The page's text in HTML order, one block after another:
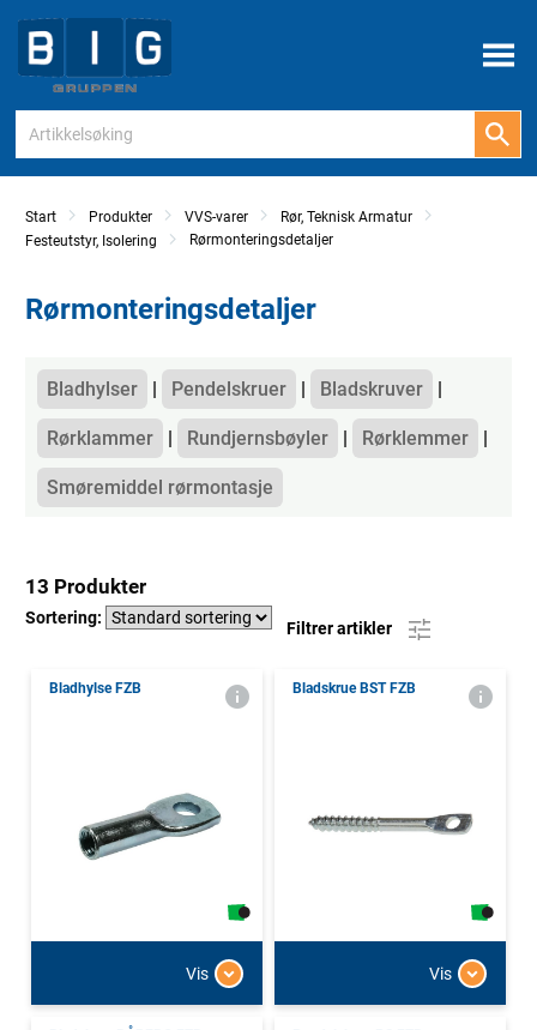
Meny
Start Produkter VVS-varer
Rør, Teknisk Armatur
Festeutstyr, Isolering
Rørmonteringsdetaljer
Rørmonteringsdetaljer
Kategorier
Bladhylser Pendelskruer Bladskruver
Rørklammer Rundjernsbøyler Rørklemmer
Smøremiddel rørmontasje
13 Produkter
Sortering:
Filtrer artikler
Bladhylse FZB
Vis
Bladskrue BST FZB
Vis